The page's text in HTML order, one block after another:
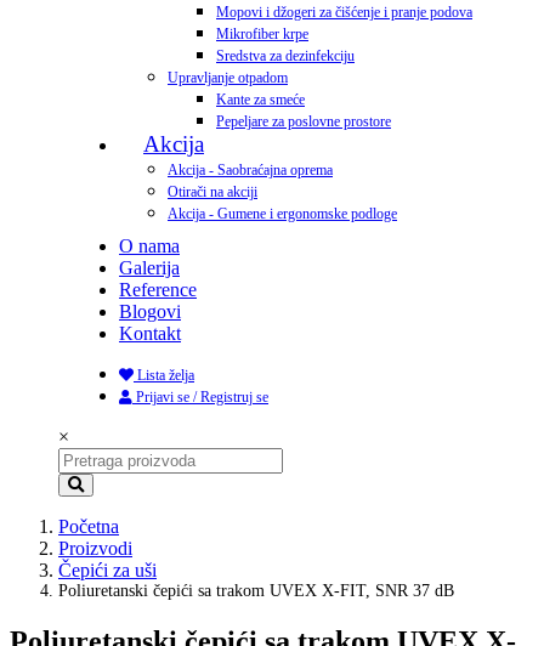
Mopovi i džogeri za čišćenje i pranje podova
Mikrofiber krpe
Sredstva za dezinfekciju
Upravljanje otpadom
Kante za smeće
Pepeljare za poslovne prostore
Akcija
Akcija - Saobraćajna oprema
Otirači na akciji
Akcija - Gumene i ergonomske podloge
O nama
Galerija
Reference
Blogovi
Kontakt
Lista želja
Prijavi se / Registruj se
×
Početna
Proizvodi
Čepići za uši
Poliuretanski čepići sa trakom UVEX X-FIT, SNR 37 dB